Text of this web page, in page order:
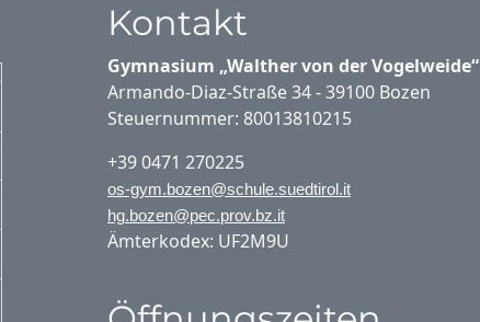
Kontakt
Gymnasium „Walther von der Vogelweide“
Armando-Diaz-Straße 34 - 39100 Bozen
Steuernummer: 80013810215
+39 0471 270225
os-gym.bozen@schule.suedtirol.it
hg.bozen@pec.prov.bz.it
Ämterkodex: UF2M9U